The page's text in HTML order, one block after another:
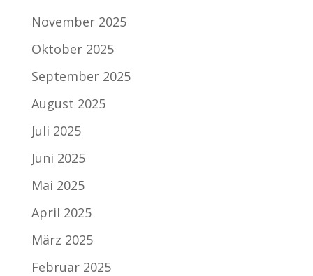
November 2025
Oktober 2025
September 2025
August 2025
Juli 2025
Juni 2025
Mai 2025
April 2025
März 2025
Februar 2025